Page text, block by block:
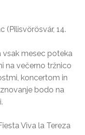
(Pilisvörösvár, 14.
vsak mesec poteka
na večerno tržnico
koncertom in
bodo na
Viva la Tereza